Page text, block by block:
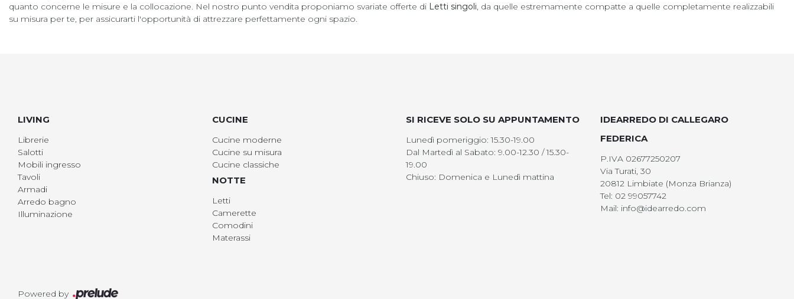
quanto concerne le misure e la collocazione. Nel nostro punto vendita proponiamo svariate offerte di Letti singoli, da quelle estremamente compatte a quelle completamente realizzabili
su misura per te, per assicurarti l'opportunità di attrezzare perfettamente ogni spazio.
LIVING
Librerie
Salotti
Mobili ingresso
Tavoli
Armadi
Arredo bagno
Illuminazione
CUCINE
Cucine moderne
Cucine su misura
Cucine classiche
NOTTE
Letti
Camerette
Comodini
Materassi
SI RICEVE SOLO SU APPUNTAMENTO
Lunedì pomeriggio: 15.30-19.00
Dal Martedì al Sabato: 9.00-12.30 / 15.30-
19.00
Chiuso: Domenica e Lunedì mattina
IDEARREDO DI CALLEGARO
FEDERICA
P.IVA 02677250207
Via Turati, 30
20812 Limbiate (Monza Brianza)
Tel: 02 99057742
Mail: info@idearredo.com
Powered by